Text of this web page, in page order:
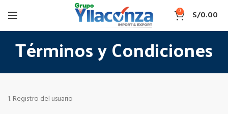
0 S/0.00
Términos y Condiciones
1. Registro del usuario